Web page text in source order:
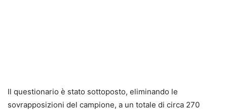
Il questionario è stato sottoposto, eliminando le
sovrapposizioni del campione, a un totale di circa 270